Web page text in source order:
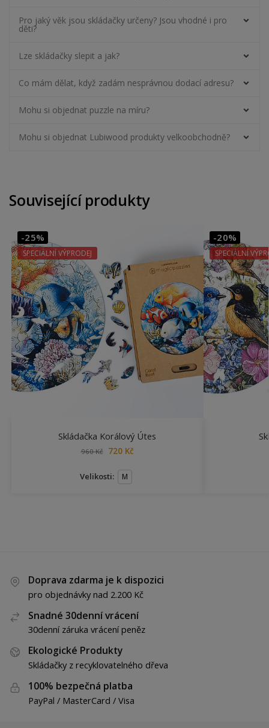
Pro jaký věk jsou skládačky určeny? Jsou vhodné i pro
děti?
Lze skládačky slepit a jak?
Co mám dělat, když zadám nesprávnou dodací adresu?
Mohu si objednat puzzle na míru?
Mohu si objednat Lubiwood produkty velkoobchodně?
Související produkty
-25%
SPECIÁLNÍ VÝPRODEJ
Skládačka Korálový Útes
960Kč 720 Kč
Velikosti: M
-20%
SPECIÁLNÍ
Doprava zdarma je k dispozici
pro objednávky nad 2.200 Kč
Snadné 30denní vrácení
30denní záruka vrácení peněz
Ekologické Produkty
Skládačky z recyklovatelného dřeva
100% bezpečná platba
PayPal / MasterCard / Visa